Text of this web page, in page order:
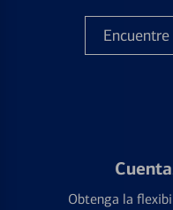
Obtenga la